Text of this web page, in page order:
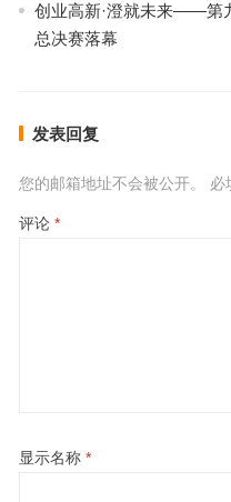
创业高新·澄就未来——第
总决赛落幕
发表回复
您的邮箱地址不会被公开。 必
评论 *
显示名称 *